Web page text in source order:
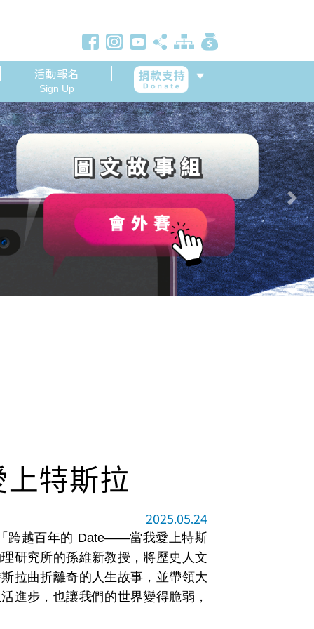
活動報名
Sign Up
Next
特斯拉
2025.05.24
跨越百年的 Date——當我愛上特斯
研究所的孫維新教授，將歷史人文
拉曲折離奇的人生故事，並帶領大
進步，也讓我們的世界變得脆弱，